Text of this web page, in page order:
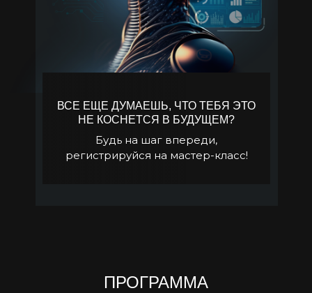
ВСЕ ЕЩЕ ДУМАЕШЬ, ЧТО ТЕБЯ ЭТО
НЕ КОСНЕТСЯ В БУДУЩЕМ?
Будь на шаг впереди,
регистрируйся на мастер-класс!
ПРОГРАММА